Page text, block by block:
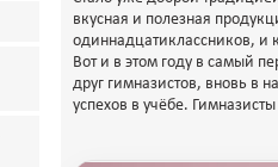
вкусная и полезная
одиннадцатиклассников, и
Вот и в этом году в самый
друг гимназистов, вновь в
успехов в учёбе.